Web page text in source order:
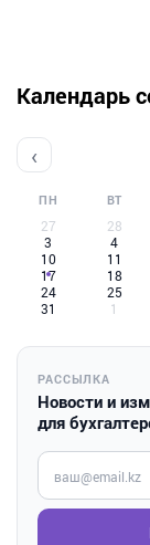
Календарь
‹
ПН ВТ
27 28
3
4
10
11
17
18
24
25
31
1
РАССЫЛКА
Новости и
для
Введите ваш